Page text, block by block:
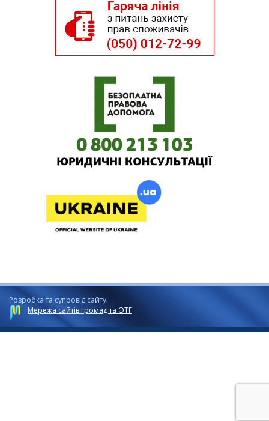
Розробка та супровід сайту:
Мережа сайтів громад та ОТГ